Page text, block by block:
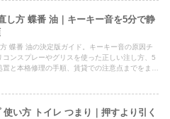
し方 蝶番 油｜キーキー音を5分で静
蝶番 油の決定版ガイド。キーキー音の原因チ
コンスプレーやグリスを使った正しい注し方、5
と本格修理の手順、賃貸での注意点までをまと
使い方 トイレ つまり｜押すより引く